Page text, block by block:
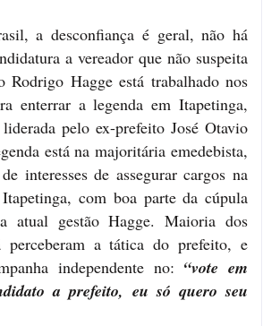
a desconfiança é geral, não há
a vereador que não suspeita
Rodrigo Hagge está trabalhado nos
enterrar a legenda em Itapetinga,
liderada pelo ex-prefeito José Otavio
está na majoritária emedebista,
interesses de assegurar cargos na
com boa parte da cúpula
atual gestão Hagge. Maioria dos
perceberam a tática do prefeito, e
independente no: “vote em
a prefeito, eu só quero seu